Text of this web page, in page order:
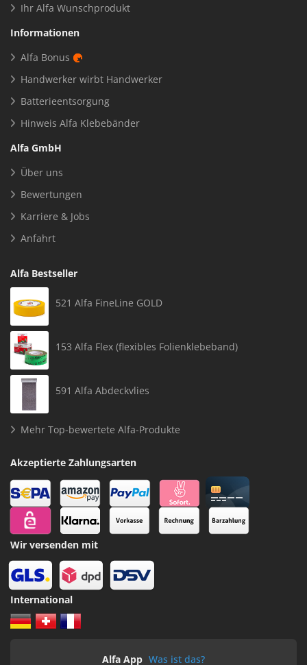
Ihr Alfa Wunschprodukt
Informationen
Alfa Bonus
Handwerker wirbt Handwerker
Batterieentsorgung
Hinweis Alfa Klebebänder
Alfa GmbH
Über uns
Bewertungen
Karriere & Jobs
Anfahrt
Alfa Bestseller
521 Alfa FineLine GOLD
153 Alfa Flex (flexibles Folienklebeband)
591 Alfa Abdeckvlies
Mehr Top-bewertete Alfa-Produkte
Akzeptierte Zahlungsarten
Wir versenden mit
International
Alfa App Was ist das?